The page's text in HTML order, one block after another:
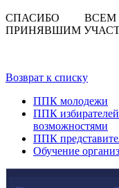
СПАСИБО
ПРИНЯВШИМ
Возврат к списку
ППК молодежи
ППК
возможностями
ППК
Обучение